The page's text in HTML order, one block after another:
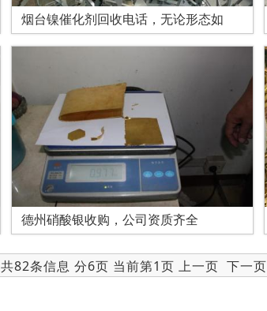
烟台镍催化剂回收电话，无论形态如
德州硝酸银收购，公司资质齐全
共82条信息 分6页 当前第1页 上一页 下一页